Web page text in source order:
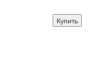
Купить